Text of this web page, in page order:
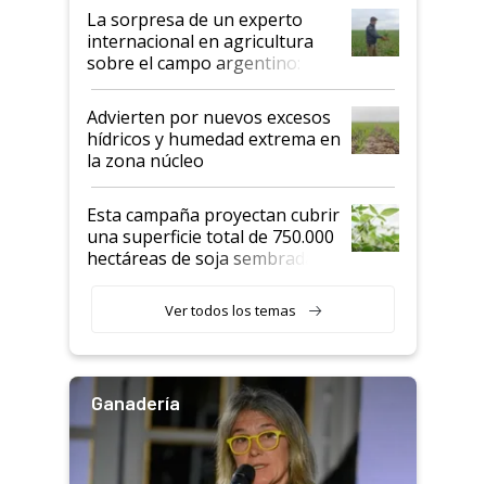
La sorpresa de un experto
internacional en agricultura
sobre el campo argentino:
"Estoy muy impresionado"
Advierten por nuevos excesos
hídricos y humedad extrema en
la zona núcleo
Esta campaña proyectan cubrir
una superficie total de 750.000
hectáreas de soja sembradas
variedades que marcan un
salto tecnológico en genética y
Ver todos los temas
Ganadería